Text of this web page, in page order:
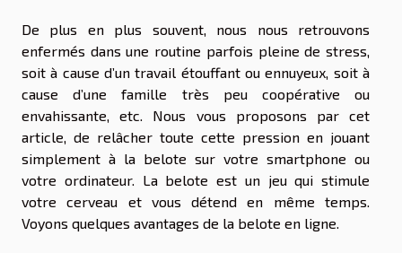
De plus en plus souvent, nous nous retrouvons
enfermés dans une routine parfois pleine de stress,
soit à cause d’un travail étouffant ou ennuyeux, soit à
cause d’une famille très peu coopérative ou
envahissante, etc. Nous vous proposons par cet
article, de relâcher toute cette pression en jouant
simplement à la belote sur votre smartphone ou
votre ordinateur. La belote est un jeu qui stimule
votre cerveau et vous détend en même temps.
Voyons quelques avantages de la belote en ligne.